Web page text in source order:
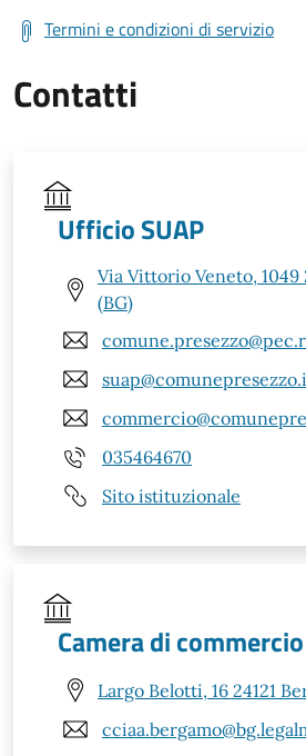
Termini e condizioni di servizio
Contatti
Ufficio SUAP
Via Vittorio Veneto, 1049
(BG)
035464670
Sito istituzionale
Camera di commercio
Largo Belotti, 16 24121